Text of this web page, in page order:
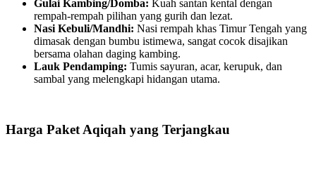
Gulai Kambing/Domba: Kuah santan kental dengan
rempah-rempah pilihan yang gurih dan lezat.
Nasi Kebuli/Mandhi: Nasi rempah khas Timur Tengah yang
dimasak dengan bumbu istimewa, sangat cocok disajikan
bersama olahan daging kambing.
Lauk Pendamping: Tumis sayuran, acar, kerupuk, dan
sambal yang melengkapi hidangan utama.
Harga Paket Aqiqah yang Terjangkau